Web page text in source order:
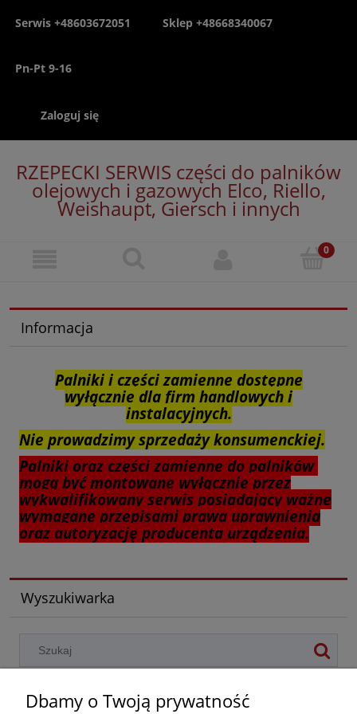
Serwis +48603672051 Sklep +48668340067
Pn-Pt 9-16
Zaloguj się
RZEPECKI SERWIS części do palników
olejowych i gazowych Elco, Riello,
Weishaupt, Giersch i innych
Informacja
Palniki i części zamienne dostępne
wyłącznie dla firm handlowych i
instalacyjnych.
Nie prowadzimy sprzedaży konsumenckiej.
Palniki oraz części zamienne do palników
mogą być montowane wyłącznie przez
wykwalifikowany serwis posiadający ważne
wymagane przepisami prawa uprawnienia
oraz autoryzację producenta urządzenia.
Wyszukiwarka
Dbamy o Twoją prywatność